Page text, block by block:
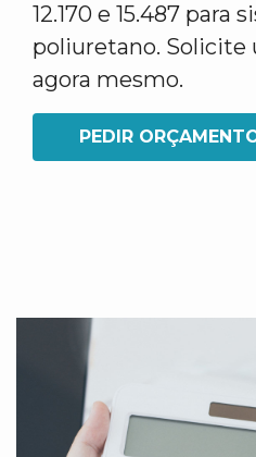
12.170 e 15.487 para
poliuretano.
agora mesmo.
PEDIR